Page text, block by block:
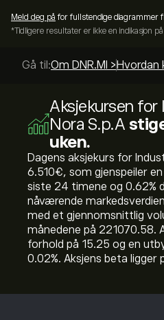
Meld deg på for fullstendige diagrammer
*Tidligere resultater er ikke en indikasjon
Gå til:Om DNR.MI > Hvordan
Aksjekursen for
Nora S.p.A
uken.
Dagens aksjekurs for
6.510‎€‎, som gjenspeiler
siste 24 timene og ‎0.62‎%
nåværende
med et gjennomsnittlig
månedene på 221070.58.
forhold på 15.25 og en
0.02%. Aksjens beta ligger